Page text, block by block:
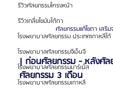
รีวิวศัลยกรรมโครงหน้า
รีวิวเกลี่ยไขมันใต้ตา
โรงพยาบาลศัลยกรรม ประเทศเกาหลีใต้
โรงพยาบาลศัลยกรรมจีเอ็นจี
โรงพยาบาลศัลยกรรมมาร์เบิ้ล
โรงพยาบาลศัลยกรรมเกาหลี
ศัลยกรรมแก้ไขตา เสริ
| ก่อนศัลยกรรม - หลังศั
ศัลยกรรม 3 เดือน